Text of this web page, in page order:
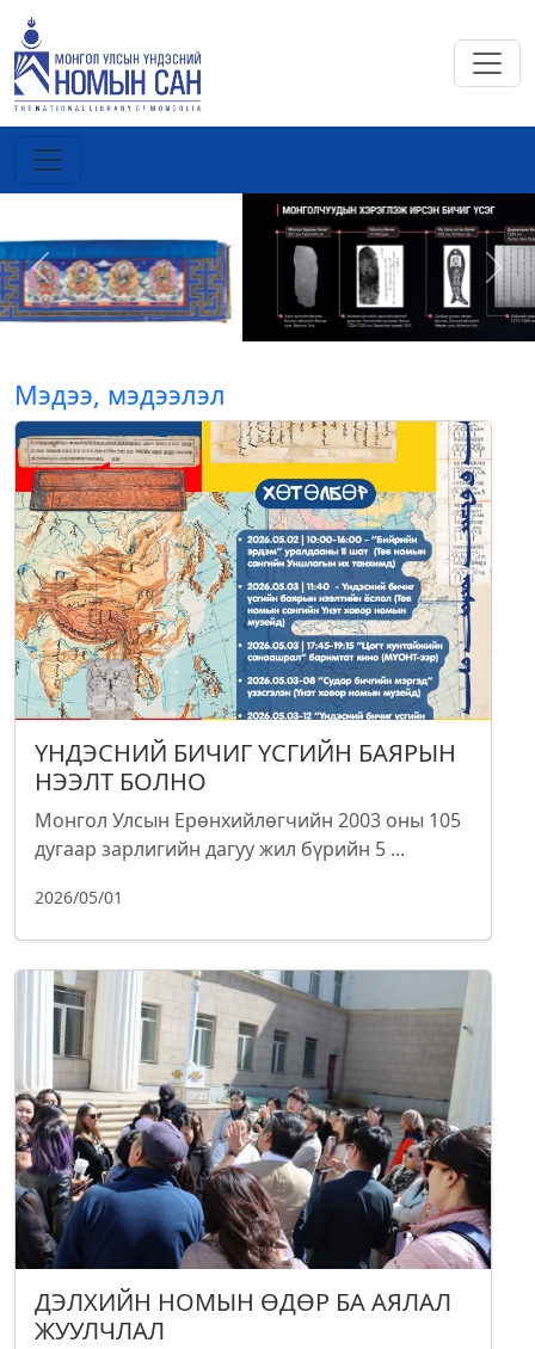
Previous Next
Мэдээ, мэдээлэл
ҮНДЭСНИЙ БИЧИГ ҮСГИЙН БАЯРЫН
НЭЭЛТ БОЛНО
Монгол Улсын Ерөнхийлөгчийн 2003 оны 105
дугаар зарлигийн дагуу жил бүрийн 5 ...
2026/05/01
ДЭЛХИЙН НОМЫН ӨДӨР БА АЯЛАЛ
ЖУУЛЧЛАЛ